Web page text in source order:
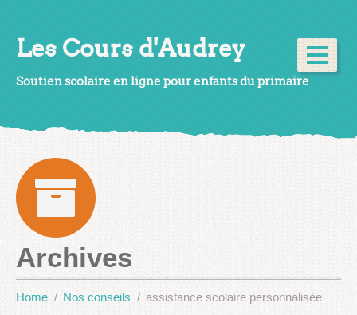
Les Cours d'Audrey
Soutien scolaire en ligne pour enfants du primaire
Archives
Home Nos conseils assistance scolaire personnalisée